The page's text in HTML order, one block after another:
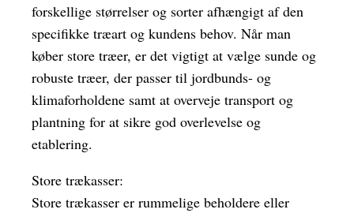
forskellige størrelser og sorter afhængigt af den
specifikke træart og kundens behov. Når man
køber store træer, er det vigtigt at vælge sunde og
robuste træer, der passer til jordbunds- og
klimaforholdene samt at overveje transport og
plantning for at sikre god overlevelse og
etablering.
Store trækasser:
Store trækasser er rummelige beholdere eller